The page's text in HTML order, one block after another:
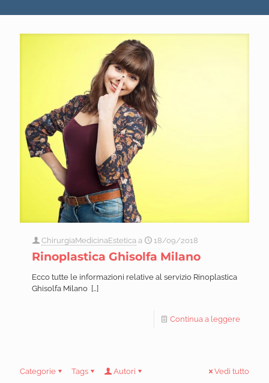
ChirurgiaMedicinaEstetica a 18/09/2018
Rinoplastica Ghisolfa Milano
Ecco tutte le informazioni relative al servizio Rinoplastica
Ghisolfa Milano […]
Continua a leggere
Categorie Tags Autori Vedi tutto